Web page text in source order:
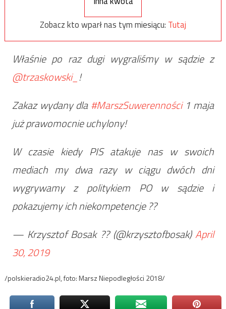
Zobacz kto wparł nas tym miesiącu: Tutaj
Właśnie po raz dugi wygraliśmy w sądzie z
@trzaskowski_ !
Zakaz wydany dla#MarszSuwerenności1 maja
już prawomocnie uchylony!
W czasie kiedy PIS atakuje nas w swoich
mediach my dwa razy w ciągu dwóch dni
wygrywamy z politykiem PO w sądzie i
pokazujemy ich niekompetencje ??
— Krzysztof Bosak ?? (@krzysztofbosak)April
30, 2019
/polskieradio24.pl, foto: Marsz Niepodległości 2018/